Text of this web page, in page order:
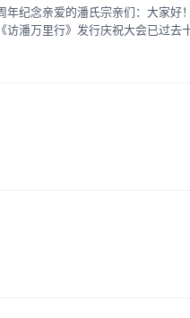
纪念亲爱的潘氏宗亲们：大家好
潘万里行》发行庆祝大会已过去
代表齐聚广水市宏森酒店，共同
忆。初心如磐，踏上文化探寻...